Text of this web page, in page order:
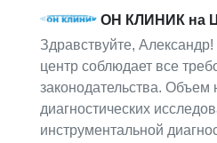
ОН КЛИНИК на
Здравствуйте,
центр соблюдает все
законодательства. Объем
диагностических
инструментальной